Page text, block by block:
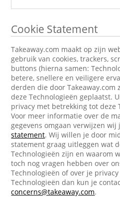
Cookie Statement
Takeaway.com maakt op zijn
gebruik van cookies, trackers,
buttons (hierna samen:
betere, snellere en veiligere
derden die door Takeaway.com
deze Technologieën geplaatst.
privacy met betrekking tot deze
Voor meer informatie over de
gegevens omgaan verwijzen wij
statement. Wij willen je door
statement graag uitleggen wat
Technologieën zijn en waarom
toch nog vragen hebben over
Technologieën of over je
Technologieën dan kun je
concerns@takeaway.com.